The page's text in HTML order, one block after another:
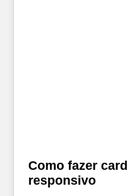
Como fazer
responsivo